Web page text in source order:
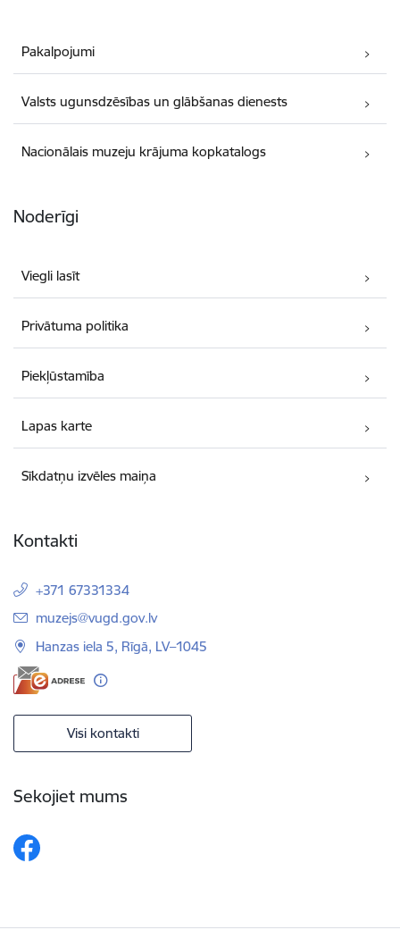
Pakalpojumi
Valsts ugunsdzēsības un glābšanas dienests
Nacionālais muzeju krājuma kopkatalogs
Noderīgi
Viegli lasīt
Privātuma politika
Piekļūstamība
Lapas karte
Sīkdatņu izvēles maiņa
Kontakti
+371 67331334
E-pasts:
muzejs@vugd.gov.lv
Hanzas iela 5, Rīgā, LV–1045
Visi kontakti
Sekojiet mums